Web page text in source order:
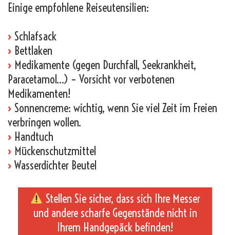
Einige empfohlene Reiseutensilien:
› Schlafsack
› Bettlaken
› Medikamente (gegen Durchfall, Seekrankheit,
Paracetamol…) – Vorsicht vor verbotenen
Medikamenten!
› Sonnencreme: wichtig, wenn Sie viel Zeit im Freien
verbringen wollen.
› Handtuch
› Mückenschutzmittel
› Wasserdichter Beutel
Stellen Sie sicher, dass sich Ihre Messer
und andere scharfe Gegenstände nicht in
Ihrem Handgepäck befinden!